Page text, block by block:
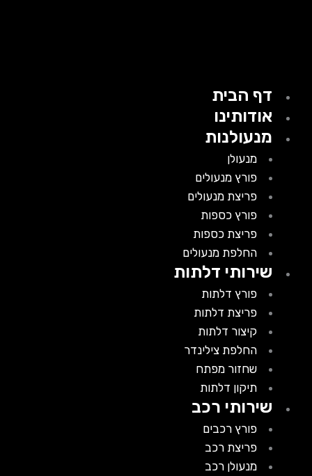
דף הבית
אודותינו
מנעולנות
מנעולן
פורץ מנעולים
פריצת מנעולים
פורץ כספות
פריצת כספות
החלפת מנעולים
שירותי דלתות
פורץ דלתות
פריצת דלתות
קיצור דלתות
החלפת צילינדר
שחזור מפתח
תיקון דלתות
שירותי רכב
פורץ רכבים
פריצת רכב
מנעולן רכב